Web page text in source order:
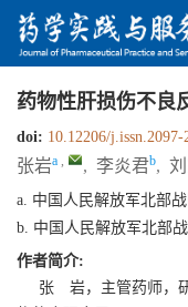
药物性肝损伤不良
doi: 10.12206/j.issn.2097-
张岩a , , 李炎君b,
a. 中国人民解放军北部
b. 中国人民解放军北部
作者简介:
张 岩，主管药师，